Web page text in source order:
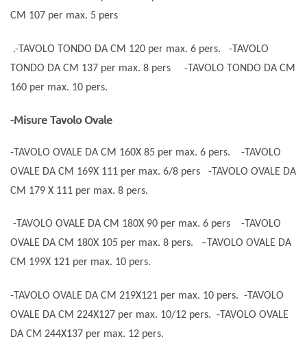
CM 107 per max. 5 pers
.-TAVOLO TONDO DA CM 120 per max. 6 pers.
-TAVOLO
TONDO DA CM 137 per max. 8 pers -TAVOLO TONDO DA CM
160 per max. 10 pers.
-Misure Tavolo Ovale
-TAVOLO OVALE DA CM 160X 85 per max. 6 pers. -TAVOLO
OVALE DA CM 169X 111 per max. 6/8 pers -TAVOLO OVALE DA
CM 179 X 111 per max. 8 pers.
-TAVOLO OVALE DA CM 180X 90 per max. 6 pers -TAVOLO
OVALE DA CM 180X 105 per max. 8 pers.
– TAVOLO OVALE DA
CM 199X 121 per max. 10 pers.
-TAVOLO OVALE DA CM 219X121 per max. 10 pers. -TAVOLO
OVALE DA CM 224X127 per max. 10/12 pers. -TAVOLO OVALE
DA CM 244X137 per max. 12 pers.